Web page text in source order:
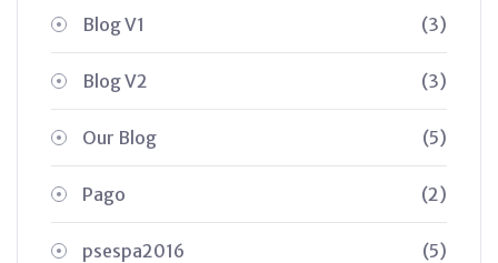
Blog V1 (3)
Blog V2 (3)
Our Blog (5)
Pago (2)
psespa2016 (5)